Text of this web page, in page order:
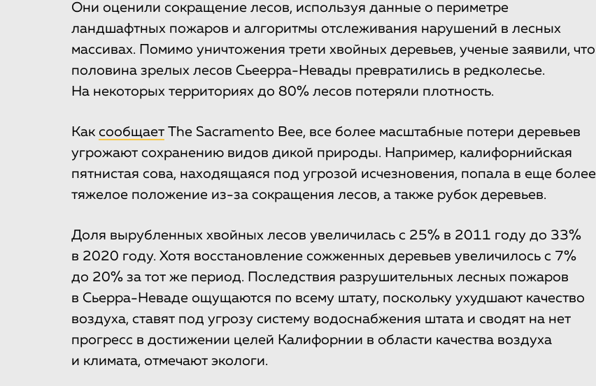
Они оценили сокращение лесов, используя данные о периметре
ландшафтных пожаров и алгоритмы отслеживания нарушений в лесных
массивах. Помимо уничтожения трети хвойных деревьев, ученые заявили, что
половина зрелых лесов Сьеерра-Невады превратились в редколесье.
На некоторых территориях до 80% лесов потеряли плотность.
Как сообщает The Sacramento Bee, все более масштабные потери деревьев
угрожают сохранению видов дикой природы. Например, калифорнийская
пятнистая сова, находящаяся под угрозой исчезновения, попала в еще более
тяжелое положение из-за сокращения лесов, а также рубок деревьев.
Доля вырубленных хвойных лесов увеличилась с 25% в 2011 году до 33%
в 2020 году. Хотя восстановление сожженных деревьев увеличилось с 7%
до 20% за тот же период. Последствия разрушительных лесных пожаров
в Сьерра-Неваде ощущаются по всему штату, поскольку ухудшают качество
воздуха, ставят под угрозу систему водоснабжения штата и сводят на нет
прогресс в достижении целей Калифорнии в области качества воздуха
и климата, отмечают экологи.